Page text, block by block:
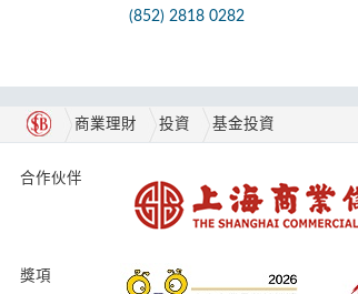
(852) 2818 0282
商業理財 投資 基金投資
合作伙伴
獎項